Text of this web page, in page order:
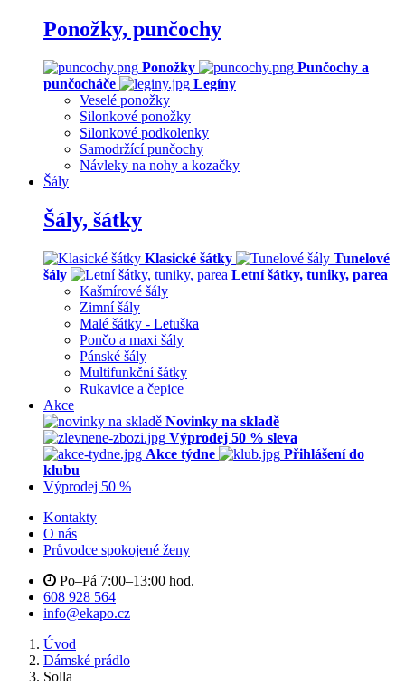
Ponožky, punčochy
Ponožky
Punčochy a
punčocháče
Legíny
Veselé ponožky
Silonkové ponožky
Silonkové podkolenky
Samodržící punčochy
Návleky na nohy a kozačky
Šály
Šály, šátky
Klasické šátky
Tunelové
šály
Letní šátky, tuniky, parea
Kašmírové šály
Zimní šály
Malé šátky - Letuška
Pončo a maxi šály
Pánské šály
Multifunkční šátky
Rukavice a čepice
Akce
Novinky na skladě
Výprodej 50 % sleva
Akce týdne
Přihlášení do
klubu
Výprodej 50 %
Kontakty
O nás
Průvodce spokojené ženy
Po–Pá 7:00–13:00 hod.
608 928 564
info@ekapo.cz
Úvod
Dámské prádlo
Solla